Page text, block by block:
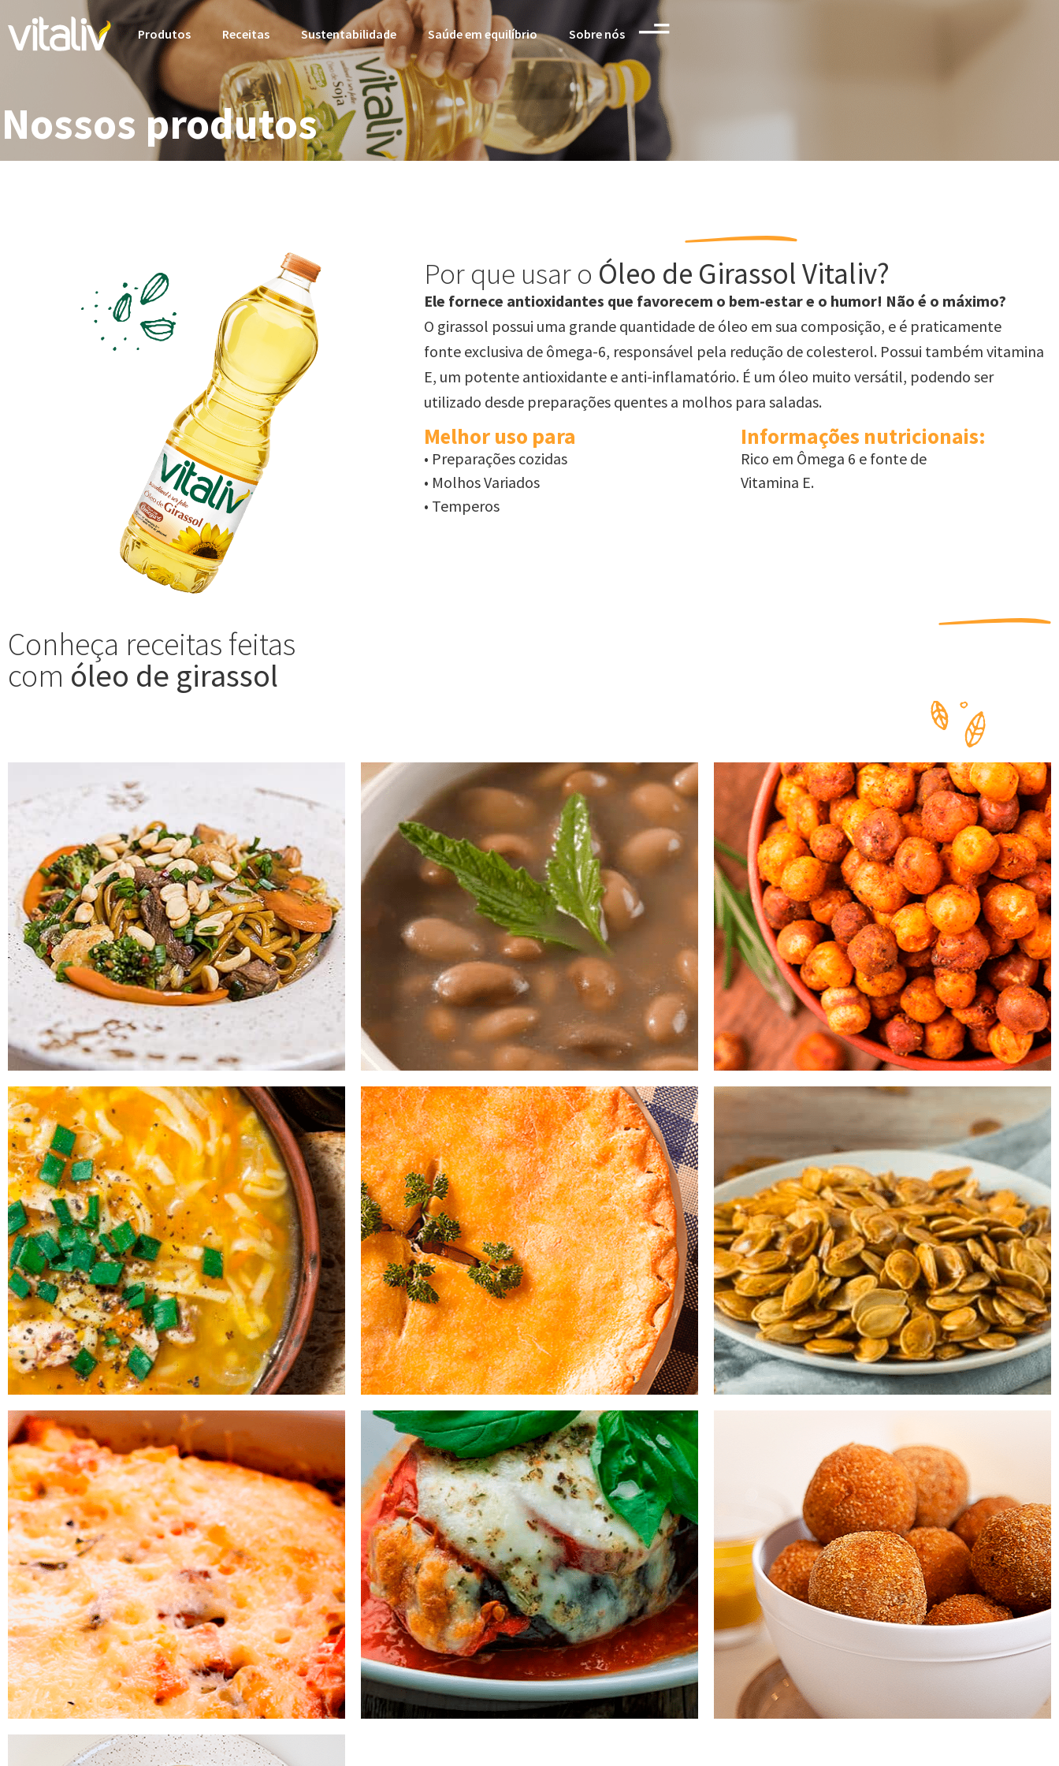
Produtos Receitas Sustentabilidade Saúde em equilíbrio Sobre nós
Nossos produtos
Por que usar o Óleo de Girassol Vitaliv?
Ele fornece antioxidantes que favorecem o bem-estar e o humor! Não é o máximo?
O girassol possui uma grande quantidade de óleo em sua composição, e é praticamente
fonte exclusiva de ômega-6, responsável pela redução de colesterol. Possui também vitamina
E, um potente antioxidante e anti-inflamatório. É um óleo muito versátil, podendo ser
utilizado desde preparações quentes a molhos para saladas.
Melhor uso para
• Preparações cozidas
• Molhos Variados
• Temperos
Informações nutricionais:
Rico em Ômega 6 e fonte de
Vitamina E.
Conheça receitas feitas
com óleo de girassol
Yakisoba de Carne com Vegetais​
Faça você mesmo
Feijão de Mãe
Experimente
Grão de Bico Frito
Faça agora mesmo!
Sopa de Frango
Experimente
Clássica Torta de Frango
Descubra
Sementes de Abóbora